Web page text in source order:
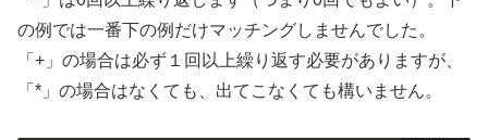
の例では一番下の例だけマッチングしませんでした。
「+」の場合は必ず１回以上繰り返す必要がありますが、
「*」の場合はなくても、出てこなくても構いません。